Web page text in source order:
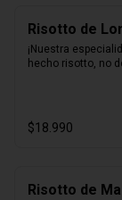
Risotto de
¡Nuestra
hecho risotto, no
$18.990
Risotto de